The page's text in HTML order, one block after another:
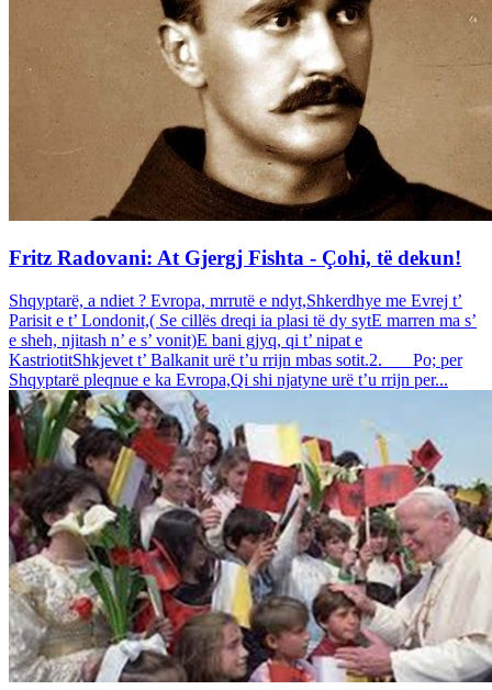
Fritz Radovani: At Gjergj Fishta - Çohi, të dekun!
Shqyptarë, a ndiet ? Evropa, mrrutë e ndyt,Shkerdhye me Evrej t’
Parisit e t’ Londonit,( Se cillës dreqi ia plasi të dy sytE marren ma s’
e sheh, njitash n’ e s’ vonit)E bani gjyq, qi t’ nipat e
KastriotitShkjevet t’ Balkanit urë t’u rrijn mbas sotit.2. Po; per
Shqyptarë pleqnue e ka Evropa,Qi shi njatyne urë t’u rrijn per...